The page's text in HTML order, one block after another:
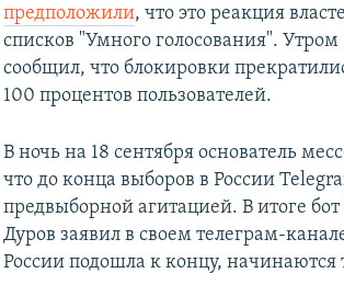
предположили, что это реакция
списков "Умного голосования". Утром
сообщил, что блокировки
100 процентов пользователей.
В ночь на 18 сентября основатель
что до конца выборов в России
предвыборной агитацией. В итоге
Дуров заявил в своем телеграм-
России подошла к концу,